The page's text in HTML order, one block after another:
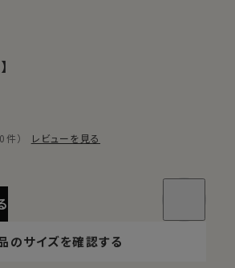
0件） レビューを見る
のサイズを確認する